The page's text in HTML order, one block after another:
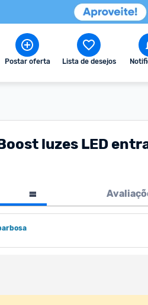
Postar oferta Lista de desejos
luzes LED